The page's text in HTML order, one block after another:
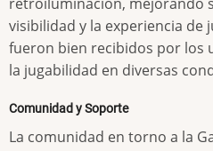
visibilidad y la experiencia de
fueron bien recibidos por los
la jugabilidad en diversas
Comunidad y Soporte
La comunidad en torno a la